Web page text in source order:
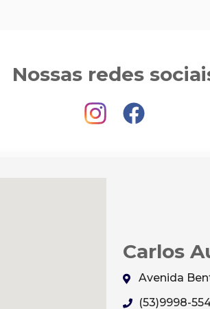
Nossas redes
Carlos
Avenida
(53)9998-